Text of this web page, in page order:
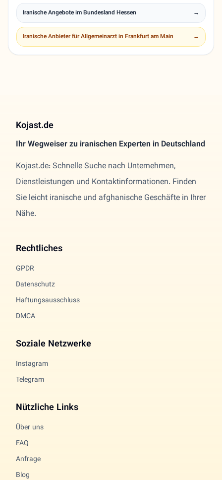
Iranische Angebote im Bundesland Hessen →
Iranische Anbieter für Allgemeinarzt in Frankfurt am Main →
Kojast.de
Ihr Wegweiser zu iranischen Experten in Deutschland
Kojast.de: Schnelle Suche nach Unternehmen,
Dienstleistungen und Kontaktinformationen. Finden
Sie leicht iranische und afghanische Geschäfte in Ihrer
Nähe.
Rechtliches
GPDR
Datenschutz
Haftungsausschluss
DMCA
Soziale Netzwerke
Instagram
Telegram
Nützliche Links
Über uns
FAQ
Anfrage
Blog